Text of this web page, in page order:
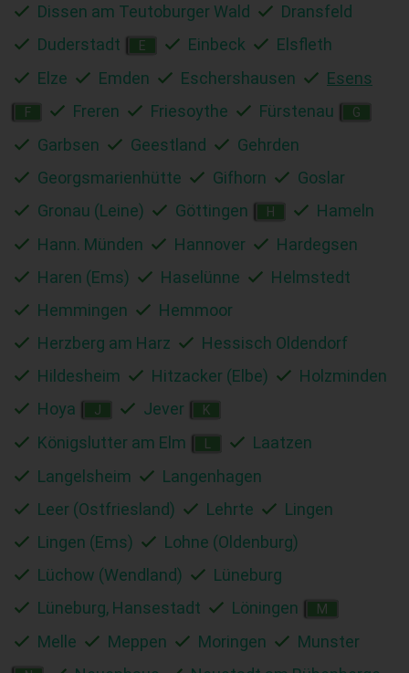
Dissen am Teutoburger Wald
Dransfeld
Duderstadt
E Einbeck
Elsfleth
Elze
Emden Eschershausen Esens
F Freren Friesoythe Fürstenau G
Garbsen Geestland
Gehrden
Georgsmarienhütte
Gifhorn
Goslar
Gronau (Leine)
Göttingen H
Hameln
Hann. Münden
Hannover
Hardegsen
Haren (Ems)
Haselünne
Helmstedt
Hemmingen
Hemmoor
Herzberg am Harz
Hessisch Oldendorf
Hildesheim
Hitzacker (Elbe)
Holzminden
Hoya
J Jever K
Königslutter am Elm
Laatzen
Langelsheim
Langenhagen
Leer (Ostfriesland)
Lehrte
Lingen
Lingen (Ems)
Lohne (Oldenburg)
Lüchow (Wendland)
Lüneburg
Lüneburg, Hansestadt
Löningen M
Melle Meppen Moringen Munster